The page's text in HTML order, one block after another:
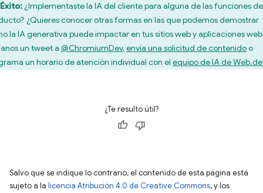
Éxito: ¿Implementaste la IA del cliente para alguna de las funciones
¿Quieres conocer otras formas en las que podemos demostrar
la IA generativa puede impactar en tus sitios web y aplicaciones
un tweet a @ChromiumDev,envía una solicitud de contenidoo
un horario de atención individual con el equipo de IA de
¿Te resultó útil?
Salvo que se indique lo contrario, el contenido de esta página está
sujeto a la licencia Atribución 4.0 de Creative Commons, y los